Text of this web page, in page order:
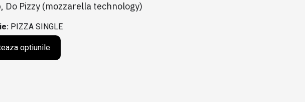
Do Pizzy (mozzarella technology)
PIZZA SINGLE
optiunile